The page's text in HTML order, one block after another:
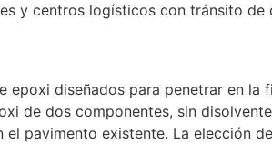
y centros logísticos con tránsito
epoxi diseñados para penetrar en
de dos componentes, sin
pavimento existente. La elección